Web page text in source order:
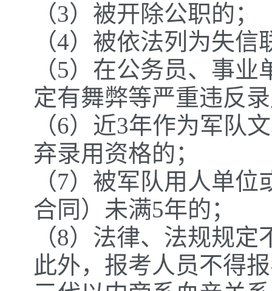
（3）被开除公职的；
（4）被依法列为失
（5）在公务员、事
定有舞弊等严重违反
（6）近3年作为军队
弃录用资格的；
（7）被军队用人单
合同）未满5年的；
（8）法律、法规规
此外，报考人员不得